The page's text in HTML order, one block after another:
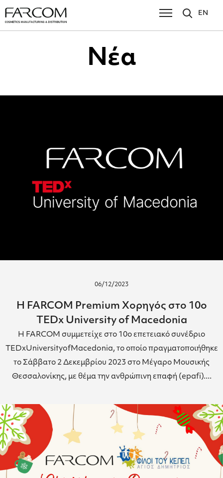
EN
Νέα
06/12/2023
Η FARCOM Premium Χορηγός στο 10ο
TEDx University of Macedonia
Η FARCOM συμμετείχε στο 10ο επετειακό συνέδριο
TEDxUniversityofMacedonia, το οποίο πραγματοποιήθηκε
το Σάββατο 2 Δεκεμβρίου 2023 στο Μέγαρο Μουσικής
Θεσσαλονίκης, με θέμα την ανθρώπινη επαφή (epafi)....